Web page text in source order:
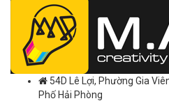
54D Lê Lợi, Phường Gia
Phố Hải Phòng